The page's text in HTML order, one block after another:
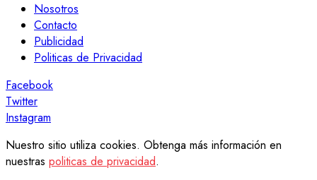
Nosotros
Contacto
Publicidad
Politicas de Privacidad
Facebook
Twitter
Instagram
Nuestro sitio utiliza cookies. Obtenga más información en
nuestras politicas de privacidad.